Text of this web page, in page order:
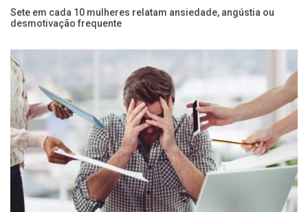
Sete em cada 10 mulheres relatam ansiedade, angústia ou
desmotivação frequente